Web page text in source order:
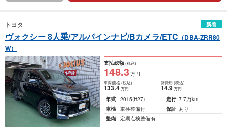
トヨタ 新着
ヴォクシー 8人乗/アルパインナビ/Bカメラ/ETC （DBA-ZRR80
W）
支払総額(税込)
148.3万円
車両価格(税込)
133.4万円
諸費用 (税込)
14.9 万円
年式 2015(H27) 走行 7.7万km
車検 車検整備付 保証 あり
整備 定期点検整備有